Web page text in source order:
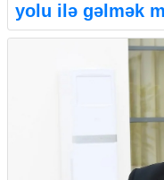
yolu ilə gəlmək